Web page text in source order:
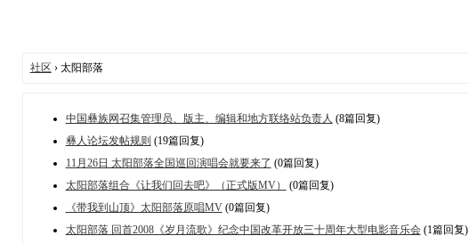
社区 › 太阳部落
中国彝族网召集管理员、版主、编辑和地方联络站负责人 (8篇回复)
彝人论坛发帖规则 (19篇回复)
11月26日 太阳部落全国巡回演唱会就要来了 (0篇回复)
太阳部落组合《让我们回去吧》（正式版MV）
(0篇回复)
《带我到山顶》太阳部落原唱MV(0篇回复)
太阳部落 回首2008《岁月流歌》纪念中国改革开放三十周年大型电影音乐会(1篇回复)